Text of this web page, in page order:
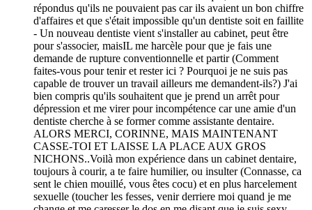
répondus qu'ils ne pouvaient pas car ils avaient un bon chiffre
d'affaires et que s'était impossible qu'un dentiste soit en faillite
- Un nouveau dentiste vient s'installer au cabinet, peut être
pour s'associer, maisIL me harcèle pour que je fais une
demande de rupture conventionnelle et partir (Comment
faites-vous pour tenir et rester ici ? Pourquoi je ne suis pas
capable de trouver un travail ailleurs me demandent-ils?) J'ai
bien compris qu'ils souhaitent que je prend un arrêt pour
dépression et me virer pour incompétence car une amie d'un
dentiste cherche à se former comme assistante dentaire.
ALORS MERCI, CORINNE, MAIS MAINTENANT
CASSE-TOI ET LAISSE LA PLACE AUX GROS
NICHONS..Voilà mon expérience dans un cabinet dentaire,
toujours à courir, a te faire humilier, ou insulter (Connasse, ca
sent le chien mouillé, vous êtes cocu) et en plus harcelement
sexuelle (toucher les fesses, venir derriere moi quand je me